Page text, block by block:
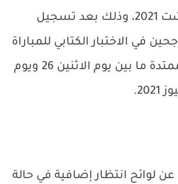
الجمعة 06 غشت 2021، وذلك بعد تسجيل
في الاختبار الكتابي للمباراة
خلال الفترة الممتدة ما بين يوم الاثنين 26 ويوم
عن لوائح انتظار إضافية في حالة